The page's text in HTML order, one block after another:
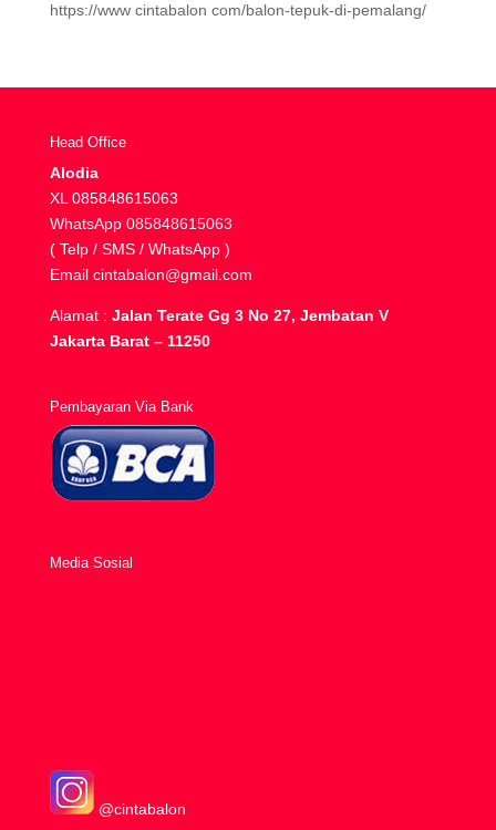
https://www cintabalon com/balon-tepuk-di-pemalang/
Head Office
Alodia
XL 085848615063
WhatsApp 085848615063
( Telp / SMS / WhatsApp )
Email cintabalon@gmail.com
Alamat : Jalan Terate Gg 3 No 27, Jembatan V
Jakarta Barat – 11250
Pembayaran Via Bank
Media Sosial
@cintabalon